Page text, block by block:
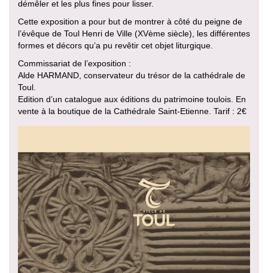
démêler et les plus fines pour lisser.
Cette exposition a pour but de montrer à côté du peigne de
l’évêque de Toul Henri de Ville (XVème siècle), les différentes
formes et décors qu’a pu revêtir cet objet liturgique.
Commissariat de l’exposition :
Alde HARMAND, conservateur du trésor de la cathédrale de
Toul.
Edition d’un catalogue aux éditions du patrimoine toulois. En
vente à la boutique de la Cathédrale Saint-Etienne. Tarif : 2€